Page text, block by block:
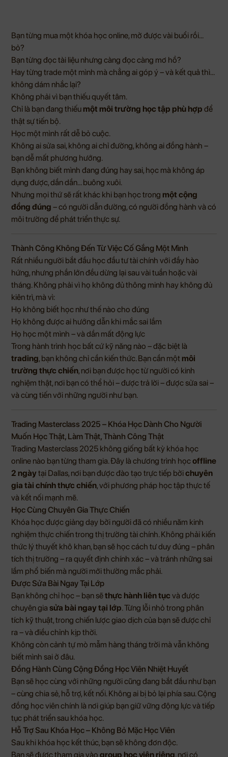
Bạn từng mua một khóa học online, mở được vài buổi rồi…
bỏ?
Bạn từng đọc tài liệu nhưng càng đọc càng mơ hồ?
Hay từng trade một mình mà chẳng ai góp ý – và kết quả thì…
không dám nhắc lại?
Không phải vì bạn thiếu quyết tâm.
Chỉ là bạn đang thiếu một môi trường học tập phù hợp để
thật sự tiến bộ.
Học một mình rất dễ bỏ cuộc.
Không ai sửa sai, không ai chỉ đường, không ai đồng hành –
bạn dễ mất phương hướng.
Bạn không biết mình đang đúng hay sai, học mà không áp
dụng được, dần dần… buông xuôi.
Nhưng mọi thứ sẽ rất khác khi bạn học trong một cộng
đồng đúng – có người dẫn đường, có người đồng hành và có
môi trường để phát triển thực sự.
Thành Công Không Đến Từ Việc Cố Gắng Một Mình
Rất nhiều người bắt đầu học đầu tư tài chính với đầy hào
hứng, nhưng phần lớn đều dừng lại sau vài tuần hoặc vài
tháng. Không phải vì họ không đủ thông minh hay không đủ
kiên trì, mà vì:
Họ không biết học như thế nào cho đúng
Họ không được ai hướng dẫn khi mắc sai lầm
Họ học một mình – và dần mất động lực
Trong hành trình học bất cứ kỹ năng nào – đặc biệt là
trading, bạn không chỉ cần kiến thức. Bạn cần một môi
trường thực chiến, nơi bạn được học từ người có kinh
nghiệm thật, nơi bạn có thể hỏi – được trả lời – được sửa sai –
và cùng tiến với những người như bạn.
Trading Masterclass 2025 – Khóa Học Dành Cho Người
Muốn Học Thật, Làm Thật, Thành Công Thật
Trading Masterclass 2025 không giống bất kỳ khóa học
online nào bạn từng tham gia. Đây là chương trình họcoffline
2 ngày tại Dallas, nơi bạn được đào tạo trực tiếp bởichuyên
gia tài chính thực chiến, với phương pháp học tập thực tế
và kết nối mạnh mẽ.
Học Cùng Chuyên Gia Thực Chiến
Khóa học được giảng dạy bởi người đã có nhiều năm kinh
nghiệm thực chiến trong thị trường tài chính. Không phải kiến
thức lý thuyết khô khan, bạn sẽ học cách tư duy đúng – phân
tích thị trường – ra quyết định chính xác – và tránh những sai
lầm phổ biến mà người mới thường mắc phải.
Được Sửa Bài Ngay Tại Lớp
Bạn không chỉ học – bạn sẽthực hành liên tục và được
chuyên gia sửa bài ngay tại lớp. Từng lỗi nhỏ trong phân
tích kỹ thuật, trong chiến lược giao dịch của bạn sẽ được chỉ
ra – và điều chỉnh kịp thời.
Không còn cảnh tự mò mẫm hàng tháng trời mà vẫn không
biết mình sai ở đâu.
Đồng Hành Cùng Cộng Đồng Học Viên Nhiệt Huyết
Bạn sẽ học cùng với những người cũng đang bắt đầu như bạn
– cùng chia sẻ, hỗ trợ, kết nối. Không ai bị bỏ lại phía sau. Cộng
đồng học viên chính là nơi giúp bạn giữ vững động lực và tiếp
tục phát triển sau khóa học.
Hỗ Trợ Sau Khóa Học – Không Bỏ Mặc Học Viên
Sau khi khóa học kết thúc, bạn sẽ không đơn độc.
Bạn sẽ được tham gia vào group học viên riêng, nơi có